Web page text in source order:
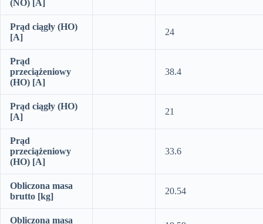
(NO) [A]
Prąd ciągły (HO)
[A]
24
Prąd
przeciążeniowy
(HO) [A]
38.4
Prąd ciągły (HO)
[A]
21
Prąd
przeciążeniowy
(HO) [A]
33.6
Obliczona masa
brutto [kg]
20.54
Obliczona masa